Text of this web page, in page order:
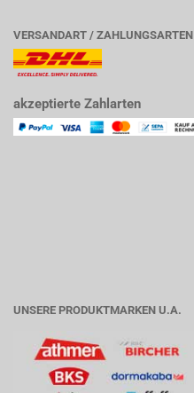
VERSANDART / ZAHLUNGSARTEN
akzeptierte Zahlarten
UNSERE PRODUKTMARKEN U.A.